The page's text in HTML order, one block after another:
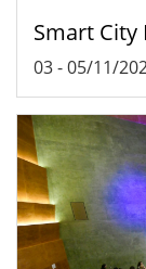
Smart City
03-05/11/